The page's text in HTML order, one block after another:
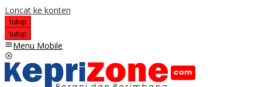
Loncat ke konten
tutup
tutup
Menu Mobile